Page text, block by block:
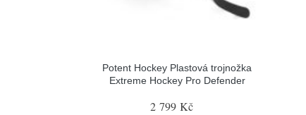
Potent Hockey Plastová trojnožka
Extreme Hockey Pro Defender
2 799 Kč